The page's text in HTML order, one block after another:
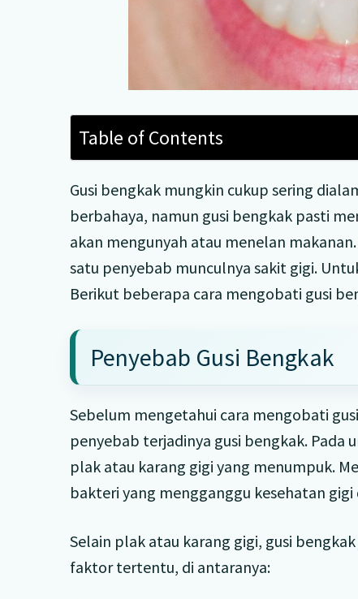
Table of Contents
Gusi bengkak mungkin cukup sering
berbahaya, namun gusi bengkak pasti
akan mengunyah atau menelan
satu penyebab munculnya sakit gigi.
Berikut beberapa cara mengobati gusi
Penyebab Gusi Bengkak
Sebelum mengetahui cara mengobati
penyebab terjadinya gusi bengkak. Pada
plak atau karang gigi yang menumpuk.
bakteri yang mengganggu kesehatan gigi
Selain plak atau karang gigi, gusi
faktor tertentu, di antaranya: